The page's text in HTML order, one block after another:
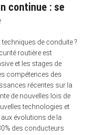
continue : se
de conduite ?
routière est
et les stages de
compétences des
récentes sur la
de nouvelles lois de
technologies et
évolutions de la
des conducteurs